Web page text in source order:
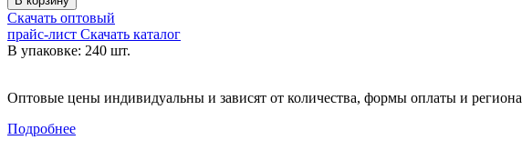
Скачать оптовый
прайс-лист Скачать каталог
В упаковке: 240 шт.
Оптовые цены индивидуальны и зависят от количества, формы оплаты и региона
Подробнее